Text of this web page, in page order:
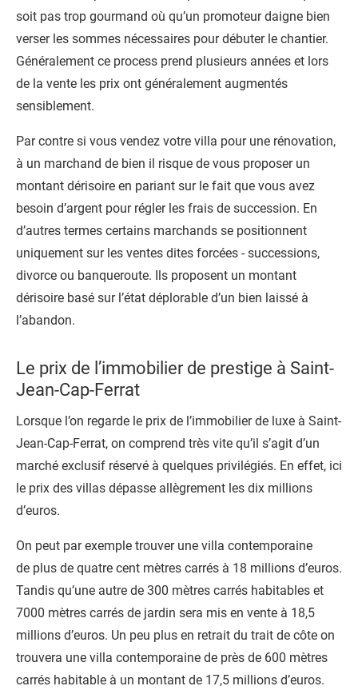
soit pas trop gourmand où qu’un promoteur daigne bien
verser les sommes nécessaires pour débuter le chantier.
Généralement ce process prend plusieurs années et lors
de la vente les prix ont généralement augmentés
sensiblement.
Par contre si vous vendez votre villa pour une rénovation,
à un marchand de bien il risque de vous proposer un
montant dérisoire en pariant sur le fait que vous avez
besoin d’argent pour régler les frais de succession. En
d’autres termes certains marchands se positionnent
uniquement sur les ventes dites forcées - successions,
divorce ou banqueroute. Ils proposent un montant
dérisoire basé sur l’état déplorable d’un bien laissé à
l’abandon.
Le prix de l’immobilier de prestige à Saint-
Jean-Cap-Ferrat
Lorsque l’on regarde le prix de l’immobilier de luxe à Saint-
Jean-Cap-Ferrat, on comprend très vite qu’il s’agit d’un
marché exclusif réservé à quelques privilégiés. En effet, ici
le prix des villas dépasse allègrement les dix millions
d’euros.
On peut par exemple trouver une villa contemporaine
de plus de quatre cent mètres carrés à 18 millions d’euros.
Tandis qu’une autre de 300 mètres carrés habitables et
7000 mètres carrés de jardin sera mis en vente à 18,5
millions d’euros. Un peu plus en retrait du trait de côte on
trouvera une villa contemporaine de près de 600 mètres
carrés habitable à un montant de 17,5 millions d’euros.